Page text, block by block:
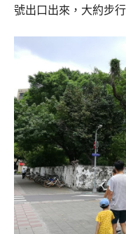
號出口出來，大約步